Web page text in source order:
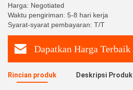
Harga: Negotiated
Waktu pengiriman: 5-8 hari kerja
Syarat-syarat pembayaran: T/T
Dapatkan Harga Terbaik
Rincian produk Deskripsi Produk